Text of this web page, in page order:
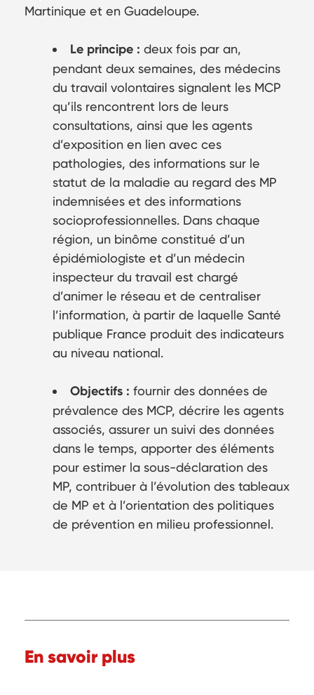
Martinique et en Guadeloupe.
Le principe : deux fois par an,
pendant deux semaines, des médecins
du travail volontaires signalent les MCP
qu’ils rencontrent lors de leurs
consultations, ainsi que les agents
d’exposition en lien avec ces
pathologies, des informations sur le
statut de la maladie au regard des MP
indemnisées et des informations
socioprofessionnelles. Dans chaque
région, un binôme constitué d’un
épidémiologiste et d’un médecin
inspecteur du travail est chargé
d’animer le réseau et de centraliser
l’information, à partir de laquelle Santé
publique France produit des indicateurs
au niveau national.
Objectifs : fournir des données de
prévalence des MCP, décrire les agents
associés, assurer un suivi des données
dans le temps, apporter des éléments
pour estimer la sous-déclaration des
MP, contribuer à l’évolution des tableaux
de MP et à l’orientation des politiques
de prévention en milieu professionnel.
En savoir plus